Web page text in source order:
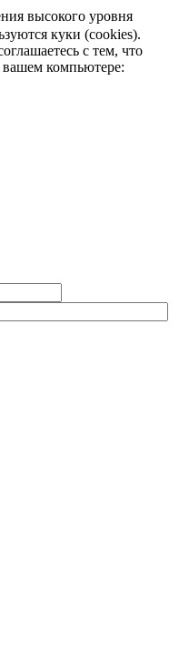
высокого уровня
куки (cookies).
с тем, что
вашем компьютере: